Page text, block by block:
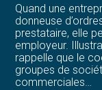
Structurer votre
Être prêt pour
électronique
Quand une
donneuse
prestataire, elle
employeur.
rappelle que le
groupes de
commerciales…